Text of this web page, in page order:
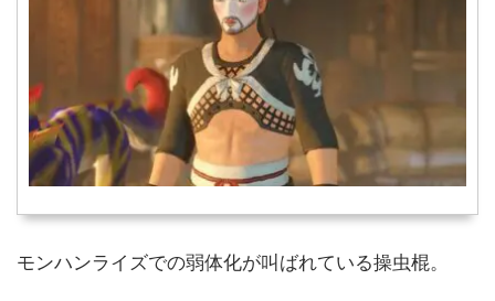
モンハンライズでの弱体化が叫ばれている操虫棍。